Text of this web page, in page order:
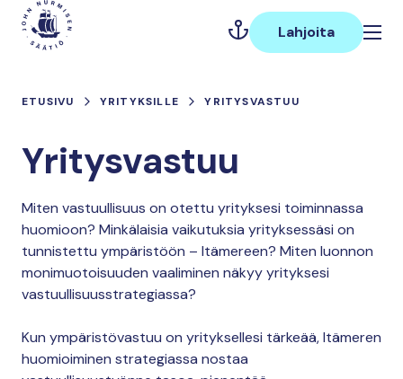
Hyppää
sisältöön
Päävalikko
Lahjoita
ETUSIVU YRITYKSILLE YRITYSVASTUU
Yritysvastuu
Miten vastuullisuus on otettu yrityksesi toiminnassa
huomioon? Minkälaisia vaikutuksia yrityksessäsi on
tunnistettu ympäristöön – Itämereen? Miten luonnon
monimuotoisuuden vaaliminen näkyy yrityksesi
vastuullisuusstrategiassa?
Kun ympäristövastuu on yrityksellesi tärkeää, Itämeren
huomioiminen strategiassa nostaa